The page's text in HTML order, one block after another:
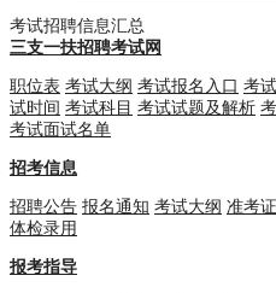
考试招聘信息汇总
三支一扶招聘考试网
职位表 考试大纲 考试报名入口 考
试时间 考试科目 考试试题及解析
考试面试名单
招考信息
招聘公告 报名通知 考试大纲 准考
体检录用
报考指导